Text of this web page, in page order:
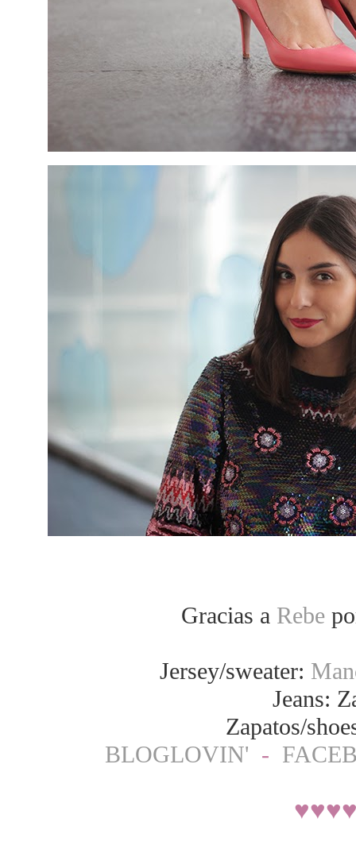
Gracias a Rebe
Jersey/sweater:
Jeans:
Zapatos/
BLOGLOVIN' -
♥♥♥